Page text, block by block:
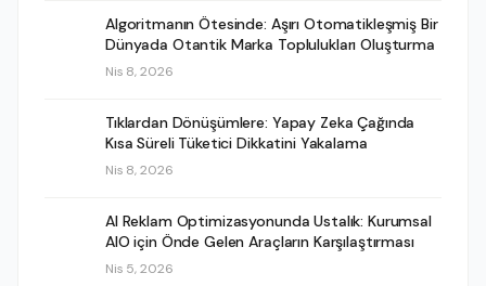
Algoritmanın Ötesinde: Aşırı Otomatikleşmiş Bir
Dünyada Otantik Marka Toplulukları Oluşturma
Nis 8, 2026
Tıklardan Dönüşümlere: Yapay Zeka Çağında
Kısa Süreli Tüketici Dikkatini Yakalama
Nis 8, 2026
AI Reklam Optimizasyonunda Ustalık: Kurumsal
AIO için Önde Gelen Araçların Karşılaştırması
Nis 5, 2026